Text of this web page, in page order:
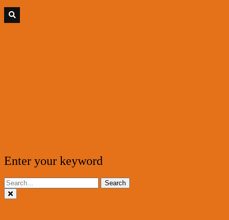
Enter your keyword
Search